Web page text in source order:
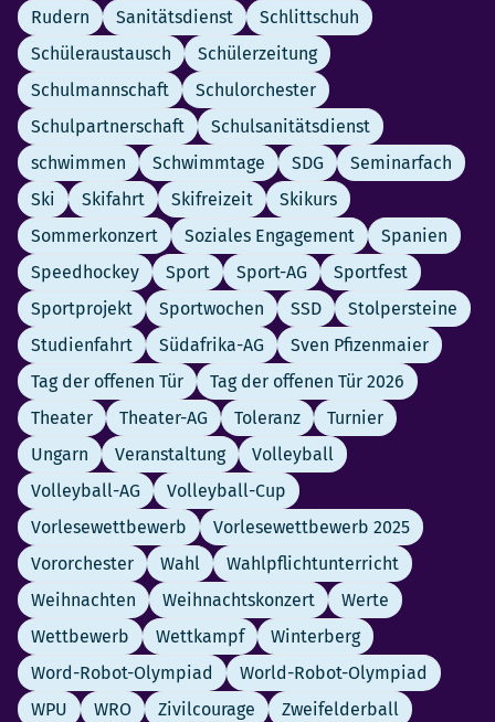
Rudern
Sanitätsdienst
Schlittschuh
Schüleraustausch
Schülerzeitung
Schulmannschaft
Schulorchester
Schulpartnerschaft
Schulsanitätsdienst
schwimmen
Schwimmtage SDG
Seminarfach
Ski
Skifahrt Skifreizeit
Skikurs
Sommerkonzert
Soziales Engagement
Spanien
Speedhockey
Sport Sport-AG
Sportfest
Sportprojekt
Sportwochen SSD
Stolpersteine
Studienfahrt
Südafrika-AG
Sven Pfizenmaier
Tag der offenen Tür
Tag der offenen Tür 2026
Theater
Theater-AG Toleranz
Turnier
Ungarn
Veranstaltung
Volleyball
Volleyball-AG
Volleyball-Cup
Vorlesewettbewerb
Vorlesewettbewerb 2025
Vororchester
Wahl
Wahlpflichtunterricht
Weihnachten
Weihnachtskonzert
Werte
Wettbewerb
Wettkampf
Winterberg
Word-Robot-Olympiad
World-Robot-Olympiad
WPU
WRO Zivilcourage Zweifelderball